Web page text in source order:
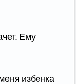
Ему
избенка